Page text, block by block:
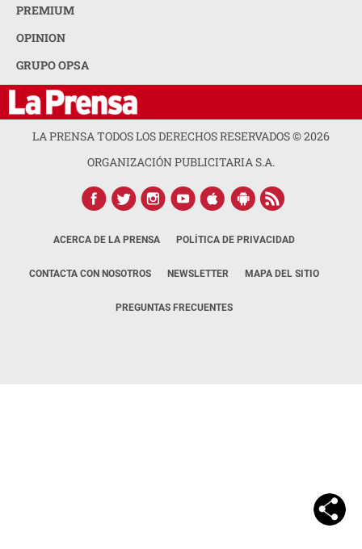
PREMIUM
OPINION
GRUPO OPSA
LA PRENSA TODOS LOS DERECHOS RESERVADOS ©2026
ORGANIZACIÓN PUBLICITARIA S.A.
ACERCA DE LA PRENSA POLÍTICA DE PRIVACIDAD
CONTACTA CON NOSOTROS NEWSLETTER MAPA DEL SITIO
PREGUNTAS FRECUENTES